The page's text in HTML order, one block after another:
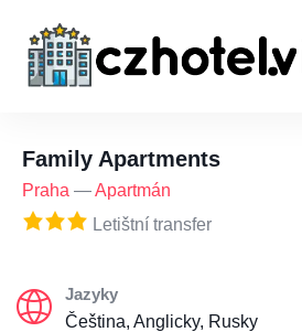
Family Apartments
Praha —Apartmán
Letištní transfer
Jazyky
Čeština, Anglicky, Rusky